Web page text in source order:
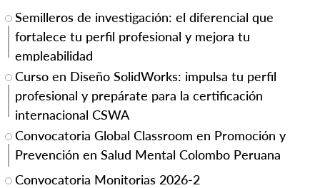
Semilleros de investigación: el diferencial que
fortalece tu perfil profesional y mejora tu
empleabilidad
Curso en Diseño SolidWorks: impulsa tu perfil
profesional y prepárate para la certificación
internacional CSWA
Convocatoria Global Classroom en Promoción y
Prevención en Salud Mental Colombo Peruana
Convocatoria Monitorias 2026-2